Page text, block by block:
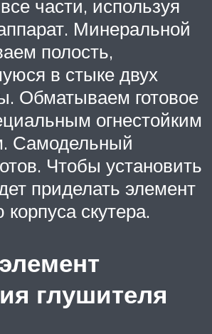
части, используя
Минеральной
полость,
в стыке двух
Обматываем готовое
огнестойким
Самодельный
Чтобы установить
приделать элемент
скутера.
глушителя